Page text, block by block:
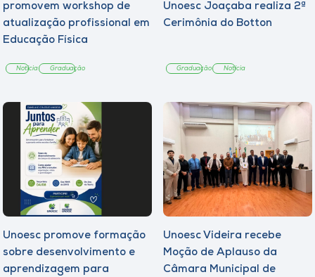
promovem workshop de
atualização profissional em
Educação Física
Notícia Graduação
Unoesc Joaçaba realiza 2ª
Cerimônia do Botton
Graduação Notícia
Unoesc promove formação
sobre desenvolvimento e
aprendizagem para
Unoesc Videira recebe
Moção de Aplauso da
Câmara Municipal de